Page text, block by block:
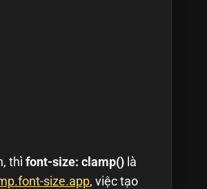
thì font-size: clamp()là
size.app, việc tạo